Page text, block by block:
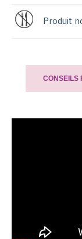
Produit
CONSEILS